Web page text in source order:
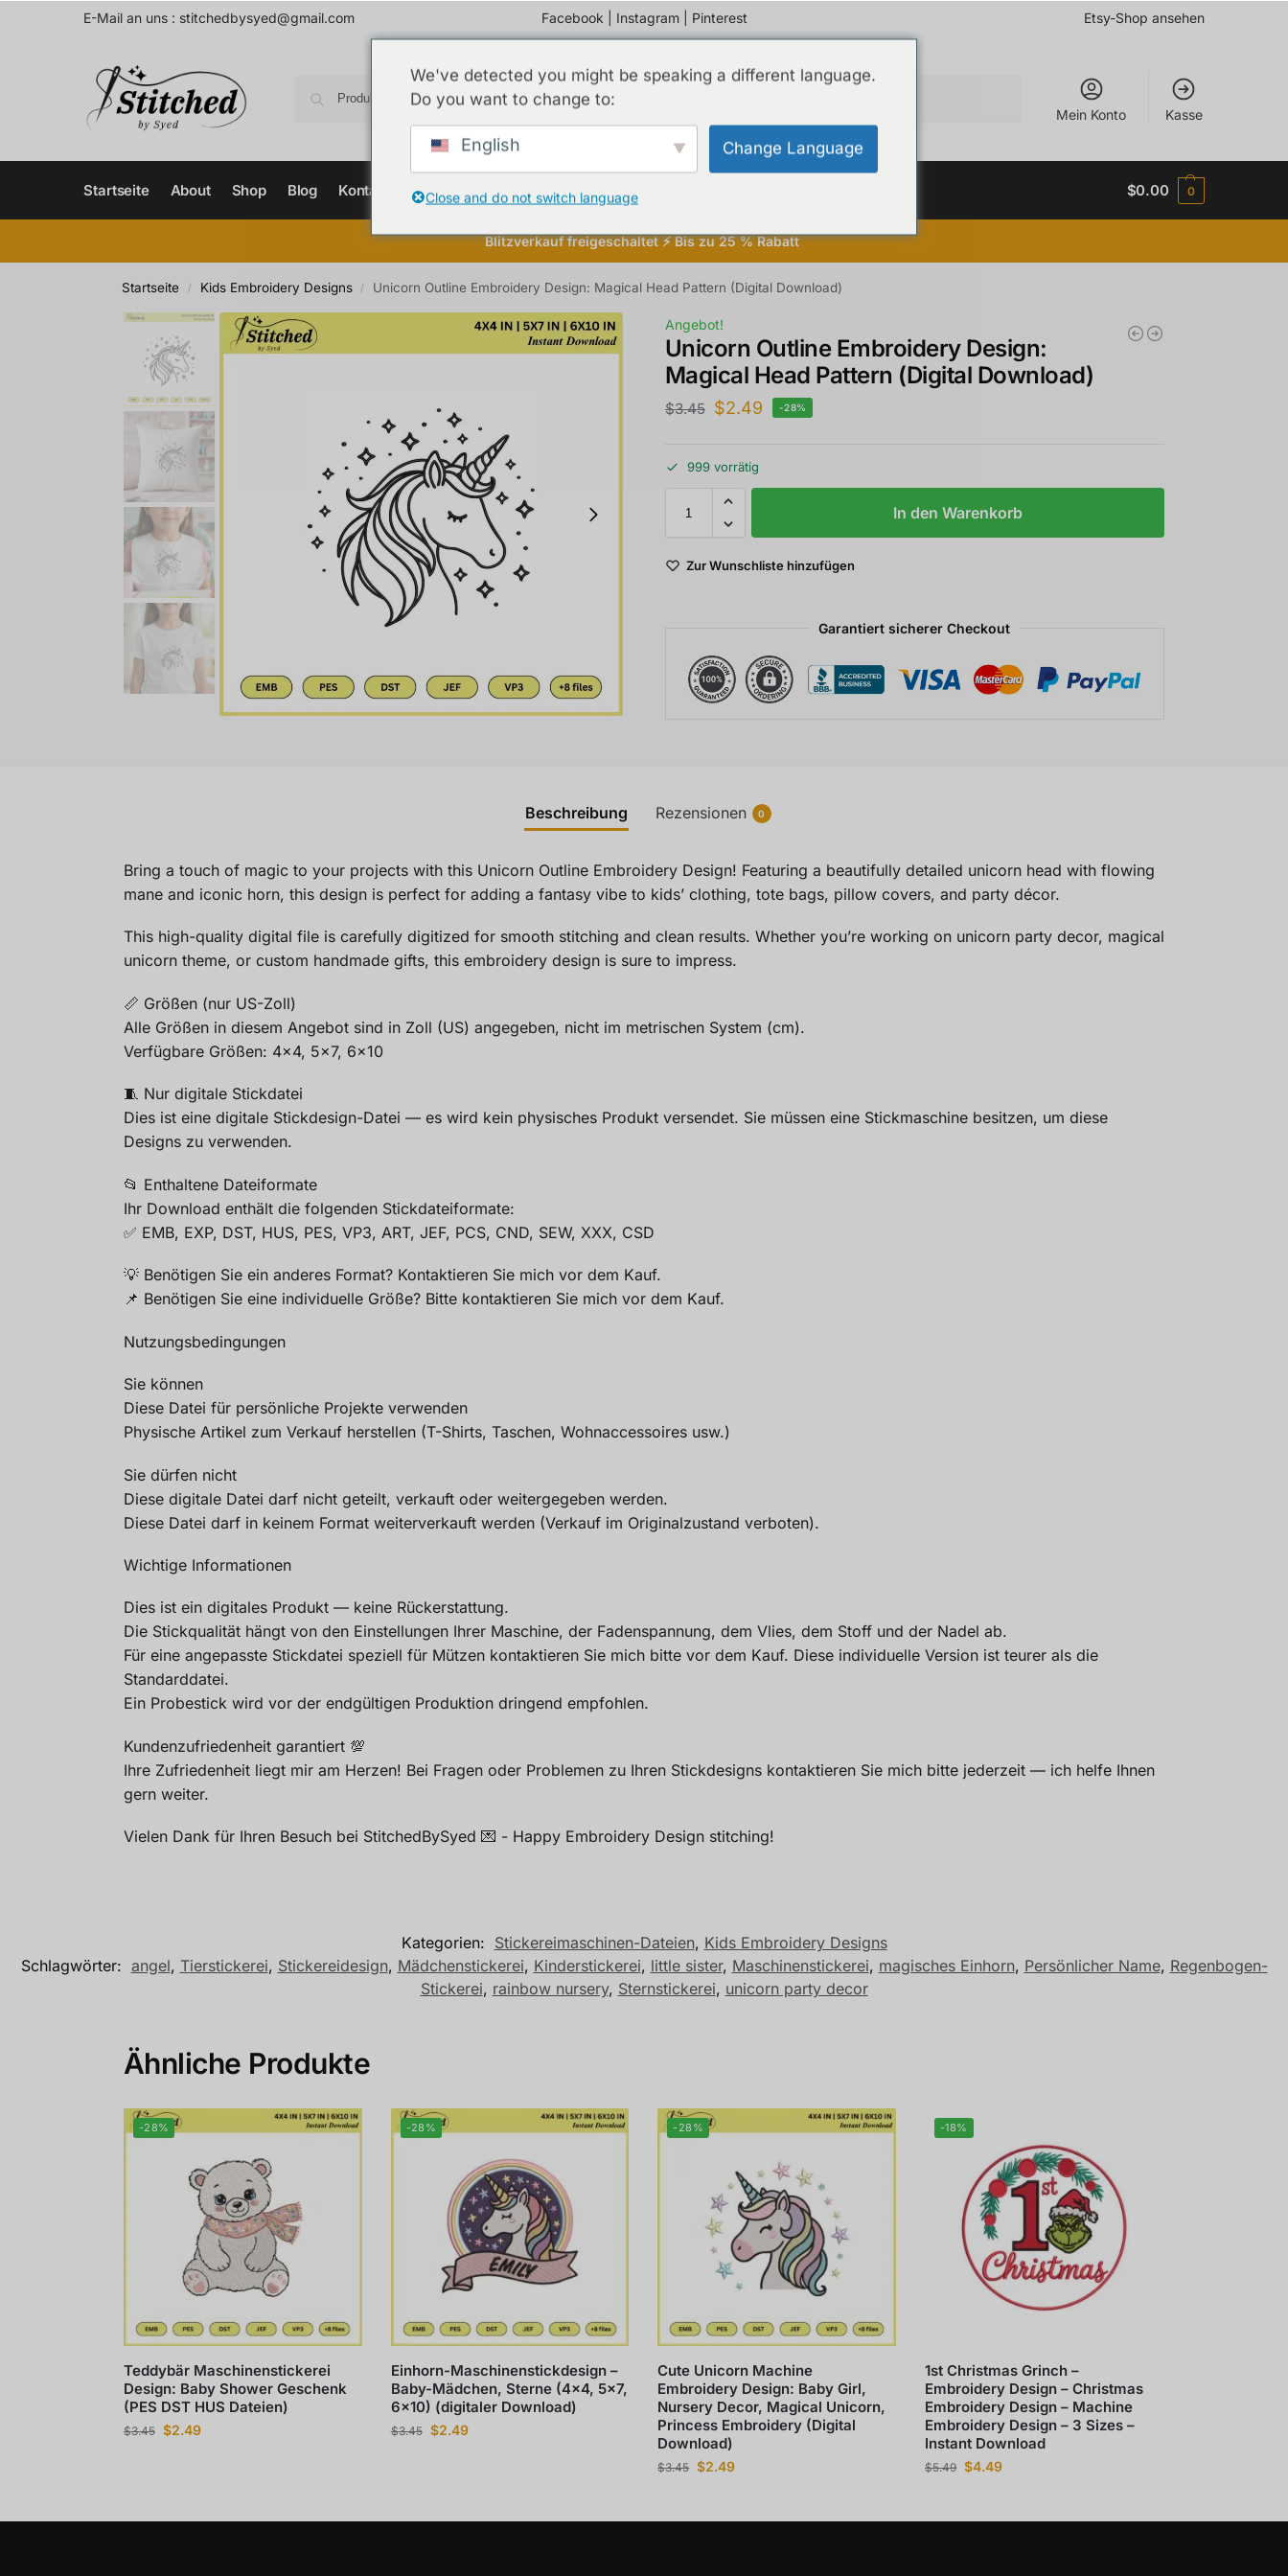
E-Mail an uns : stitchedbysyed@gmail.com Facebook Instagram| Pinterest Etsy-Shop ansehen
Mein Konto Kasse
Startseite About Shop Blog Kontaktieren Sie uns $0.00 0
Blitzverkauf freigeschaltet ⚡ Bis zu 25 % Rabatt
Startseite / Kids Embroidery Designs / Unicorn Outline Embroidery Design: Magical Head Pattern (Digital Download)
Angebot!
Unicorn Outline Embroidery Design:
Magical Head Pattern (Digital Download)
$3.45 $2.49 -28%
999 vorrätig
In den Warenkorb
Zur Wunschliste hinzufügen
Garantiert sicherer Checkout
Beschreibung Rezensionen 0
Bring a touch of magic to your projects with this Unicorn Outline Embroidery Design! Featuring a beautifully detailed unicorn head with flowing
mane and iconic horn, this design is perfect for adding a fantasy vibe to kids’ clothing, tote bags, pillow covers, and party décor.
This high-quality digital file is carefully digitized for smooth stitching and clean results. Whether you’re working on unicorn party decor, magical
unicorn theme, or custom handmade gifts, this embroidery design is sure to impress.
📏 Größen (nur US-Zoll)
Alle Größen in diesem Angebot sind in Zoll (US) angegeben, nicht im metrischen System (cm).
Verfügbare Größen: 4×4, 5×7, 6×10
🧵 Nur digitale Stickdatei
Dies ist eine digitale Stickdesign-Datei — es wird kein physisches Produkt versendet. Sie müssen eine Stickmaschine besitzen, um diese
Designs zu verwenden.
📂 Enthaltene Dateiformate
Ihr Download enthält die folgenden Stickdateiformate:
✅ EMB, EXP, DST, HUS, PES, VP3, ART, JEF, PCS, CND, SEW, XXX, CSD
💡 Benötigen Sie ein anderes Format? Kontaktieren Sie mich vor dem Kauf.
📌 Benötigen Sie eine individuelle Größe? Bitte kontaktieren Sie mich vor dem Kauf.
Nutzungsbedingungen
Sie können
Diese Datei für persönliche Projekte verwenden
Physische Artikel zum Verkauf herstellen (T-Shirts, Taschen, Wohnaccessoires usw.)
Sie dürfen nicht
Diese digitale Datei darf nicht geteilt, verkauft oder weitergegeben werden.
Diese Datei darf in keinem Format weiterverkauft werden (Verkauf im Originalzustand verboten).
Wichtige Informationen
Dies ist ein digitales Produkt — keine Rückerstattung.
Die Stickqualität hängt von den Einstellungen Ihrer Maschine, der Fadenspannung, dem Vlies, dem Stoff und der Nadel ab.
Für eine angepasste Stickdatei speziell für Mützen kontaktieren Sie mich bitte vor dem Kauf. Diese individuelle Version ist teurer als die
Standarddatei.
Ein Probestick wird vor der endgültigen Produktion dringend empfohlen.
Kundenzufriedenheit garantiert 💯
Ihre Zufriedenheit liegt mir am Herzen! Bei Fragen oder Problemen zu Ihren Stickdesigns kontaktieren Sie mich bitte jederzeit — ich helfe Ihnen
gern weiter.
Vielen Dank für Ihren Besuch bei StitchedBySyed 💌 - Happy Embroidery Design stitching!
Kategorien: Stickereimaschinen-Dateien, Kids Embroidery Designs
Schlagwörter: angel, Tierstickerei, Stickereidesign, Mädchenstickerei, Kinderstickerei, little sister, Maschinenstickerei, magisches Einhorn, Persönlicher Name, Regenbogen-
Stickerei, rainbow nursery, Sternstickerei, unicorn party decor
Ähnliche Produkte
-28%
Teddybär Maschinenstickerei
Design: Baby Shower Geschenk
(PES DST HUS Dateien)
$3.45 $2.49
-28%
Einhorn-Maschinenstickdesign –
Baby-Mädchen, Sterne (4×4, 5×7,
6×10) (digitaler Download)
$3.45 $2.49
-28%
Cute Unicorn Machine
Embroidery Design: Baby Girl,
Nursery Decor, Magical Unicorn,
Princess Embroidery (Digital
Download)
$3.45 $2.49
-18%
1st Christmas Grinch –
Embroidery Design – Christmas
Embroidery Design – Machine
Embroidery Design – 3 Sizes –
Instant Download
$5.49 $4.49
We've detected you might be speaking a different language.
Do you want to change to:
English Change Language
Close and do not switch language